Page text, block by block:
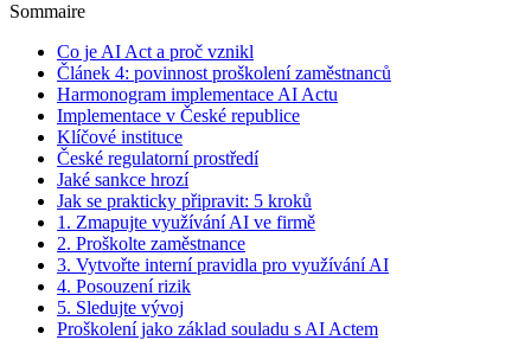
Sommaire
Co je AI Act a proč vznikl
Článek 4: povinnost proškolení zaměstnanců
Harmonogram implementace AI Actu
Implementace v České republice
Klíčové instituce
České regulatorní prostředí
Jaké sankce hrozí
Jak se prakticky připravit: 5 kroků
1. Zmapujte využívání AI ve firmě
2. Proškolte zaměstnance
3. Vytvořte interní pravidla pro využívání AI
4. Posouzení rizik
5. Sledujte vývoj
Proškolení jako základ souladu s AI Actem